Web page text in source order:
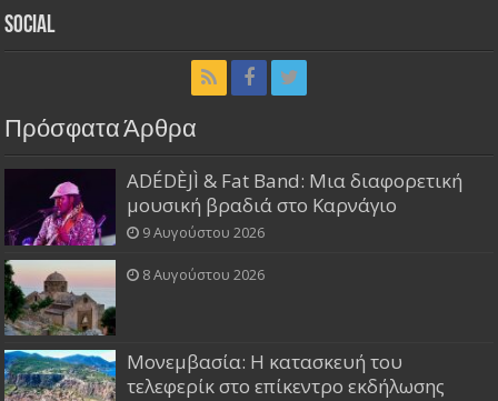
Social
Πρόσφατα Άρθρα
ADÉDÈJÌ & Fat Band: Μια διαφορετική
μουσική βραδιά στο Καρνάγιο
9 Αυγούστου 2026
8 Αυγούστου 2026
Μονεμβασία: Η κατασκευή του
τελεφερίκ στο επίκεντρο εκδήλωσης